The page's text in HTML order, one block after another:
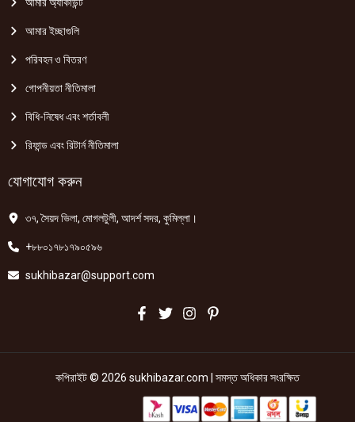
আমার অ্যাকাউন্ট
আমার ইচ্ছাগুলি
পরিবহন ও বিতরণ
গোপনীয়তা নীতিমালা
বিধি-নিষেধ এবং শর্তাবলী
রিফান্ড এবং রিটার্ন নীতিমালা
যোগাযোগ করুন
৩৭, সৈয়দ ভিলা, মোগলটুলী, আদর্শ সদর, কুমিল্লা।
+৮৮০১৭৮১৭৯০৫৯৬
sukhibazar@support.com
কপিরাইট © 2026 sukhibazar.com | সমস্ত অধিকার সংরক্ষিত